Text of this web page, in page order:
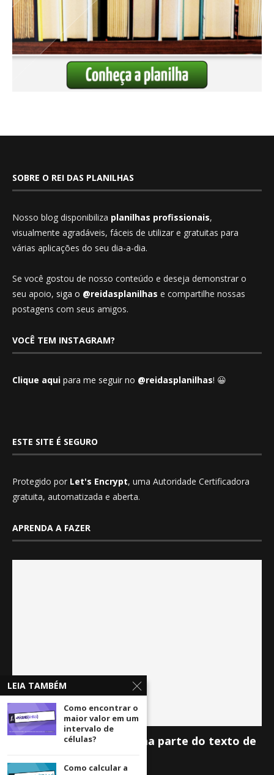
SOBRE O REI DAS PLANILHAS
Nosso blog disponibiliza planilhas profissionais,
visualmente agradáveis, fáceis de utilizar e gratuitas para
várias aplicações do seu dia-a-dia.
Se você gostou de nosso conteúdo e deseja demonstrar o
seu apoio, siga o @reidasplanilhas e compartilhe nossas
postagens com seus amigos.
VOCÊ TEM INSTAGRAM?
Clique aqui para me seguir no @reidasplanilhas! 😀
ESTE SITE É SEGURO
Protegido por Let's Encrypt, uma Autoridade Certificadora
gratuita, automatizada e aberta.
APRENDA A FAZER
Como extrair apenas uma parte do texto de
LEIA TAMBÉM
Como encontrar o
maior valor em um
intervalo de
células?
Como calcular a